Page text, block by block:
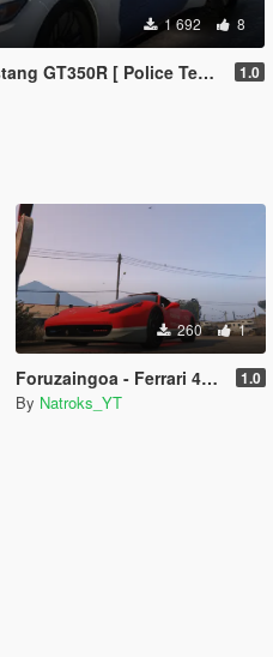
1 692 8
[ Police Template ] 1.0
260 1
Foruzaingoa - Ferrari 458 Italia [ Police Template ] 1.0
By Natroks_YT